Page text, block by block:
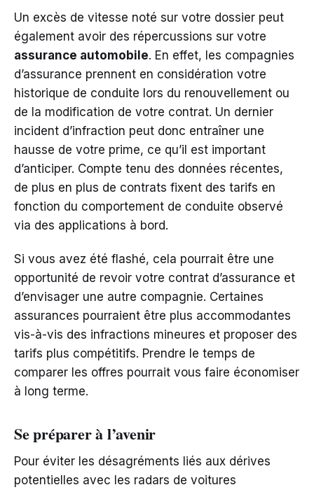
Un excès de vitesse noté sur votre dossier peut
également avoir des répercussions sur votre
assurance automobile. En effet, les compagnies
d’assurance prennent en considération votre
historique de conduite lors du renouvellement ou
de la modification de votre contrat. Un dernier
incident d’infraction peut donc entraîner une
hausse de votre prime, ce qu’il est important
d’anticiper. Compte tenu des données récentes,
de plus en plus de contrats fixent des tarifs en
fonction du comportement de conduite observé
via des applications à bord.
Si vous avez été flashé, cela pourrait être une
opportunité de revoir votre contrat d’assurance et
d’envisager une autre compagnie. Certaines
assurances pourraient être plus accommodantes
vis-à-vis des infractions mineures et proposer des
tarifs plus compétitifs. Prendre le temps de
comparer les offres pourrait vous faire économiser
à long terme.
Se préparer à l’avenir
Pour éviter les désagréments liés aux dérives
potentielles avec les radars de voitures